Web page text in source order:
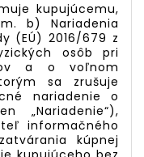
kupujúcemu,
b) Nariadenia
(EÚ) 2016/679 z
osôb pri
a o voľnom
sa zrušuje
nariadenie o
„Nariadenie“),
informačného
kúpnej